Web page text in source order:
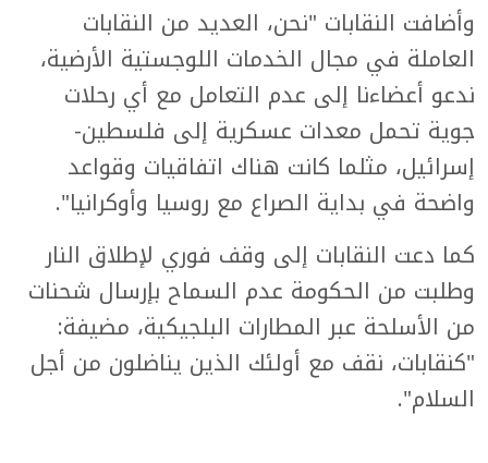
وأضافت النقابات "نحن، العديد من النقابات
العاملة في مجال الخدمات اللوجستية الأرضية،
ندعو أعضاءنا إلى عدم التعامل مع أي رحلات
جوية تحمل معدات عسكرية إلى فلسطين-
إسرائيل، مثلما كانت هناك اتفاقيات وقواعد
واضحة في بداية الصراع مع روسيا وأوكرانيا".
كما دعت النقابات إلى وقف فوري لإطلاق النار
وطلبت من الحكومة عدم السماح بإرسال شحنات
من الأسلحة عبر المطارات البلجيكية، مضيفة:
"كنقابات، نقف مع أولئك الذين يناضلون من أجل
السلام".